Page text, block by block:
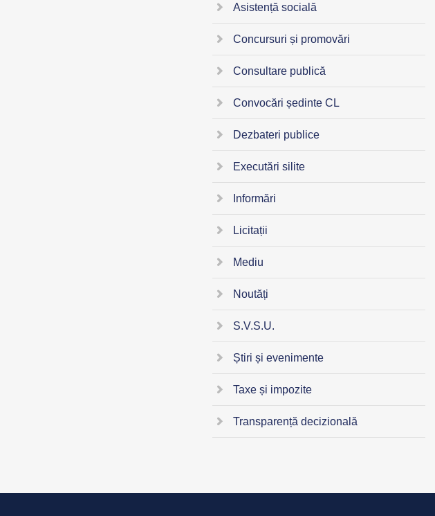
Asistență socială
Concursuri și promovări
Consultare publică
Convocări ședinte CL
Dezbateri publice
Executări silite
Informări
Licitații
Mediu
Noutăți
S.V.S.U.
Știri și evenimente
Taxe și impozite
Transparență decizională